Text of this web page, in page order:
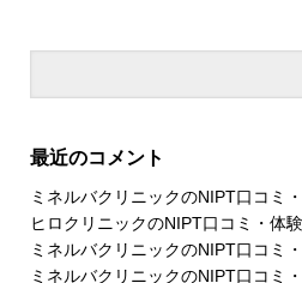
最近のコメント
ミネルバクリニックのNIPT口コミ
ヒロクリニックのNIPT口コミ・体
ミネルバクリニックのNIPT口コミ
ミネルバクリニックのNIPT口コミ